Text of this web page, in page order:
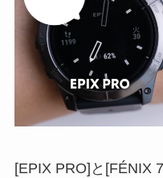
[EPIX PRO]と[FÉNIX